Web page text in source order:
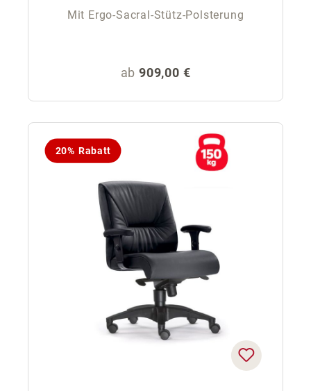
Mit Ergo-Sacral-Stütz-Polsterung
Regulärer Preis:
ab 909,00 €
20% Rabatt